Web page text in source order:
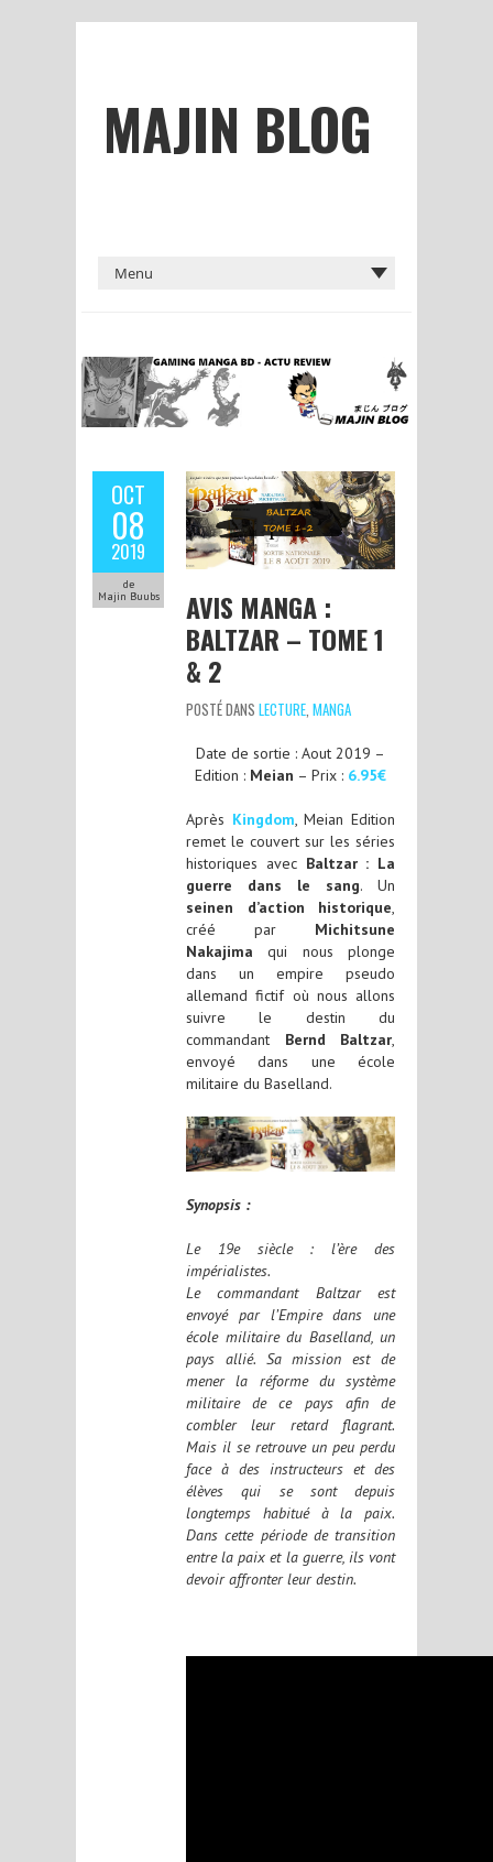
MAJIN BLOG
OCT
08
2019
de
Majin Buubs
AVIS MANGA :
BALTZAR – TOME 1
& 2
POSTÉ DANS LECTURE MANGA
Date de sortie : Aout 2019 –
Edition : Meian – Prix : 6.95€
Après Kingdom, Meian Edition
remet le couvert sur les séries
historiques avec Baltzar : La
guerre dans le sang. Un
seinen d’action historique,
créé par Michitsune
Nakajima qui nous plonge
dans un empire pseudo
allemand fictif où nous allons
suivre le destin du
commandant Bernd Baltzar,
envoyé dans une école
militaire du Baselland.
Synopsis :
Le 19e siècle : l’ère des
impérialistes.
Le commandant Baltzar est
envoyé par l’Empire dans une
école militaire du Baselland, un
pays allié. Sa mission est de
mener la réforme du système
militaire de ce pays afin de
combler leur retard flagrant.
Mais il se retrouve un peu perdu
face à des instructeurs et des
élèves qui se sont depuis
longtemps habitué à la paix.
Dans cette période de transition
entre la paix et la guerre, ils vont
devoir affronter leur destin.